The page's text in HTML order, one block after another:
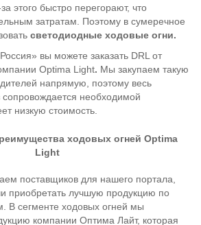
этого быстро перегорают, что
затратам. Поэтому в сумеречное
светодиодные ходовые огни.
вы можете заказать DRL от
Optima Light. Мы закупаем такую
напрямую, поэтому весь
сопровождается необходимой
низкую стоимость.
ходовых огней Optima
Light
поставщиков для нашего портала,
приобретать лучшую продукцию по
В сегменте ходовых огней мы
компании Оптима Лайт, которая